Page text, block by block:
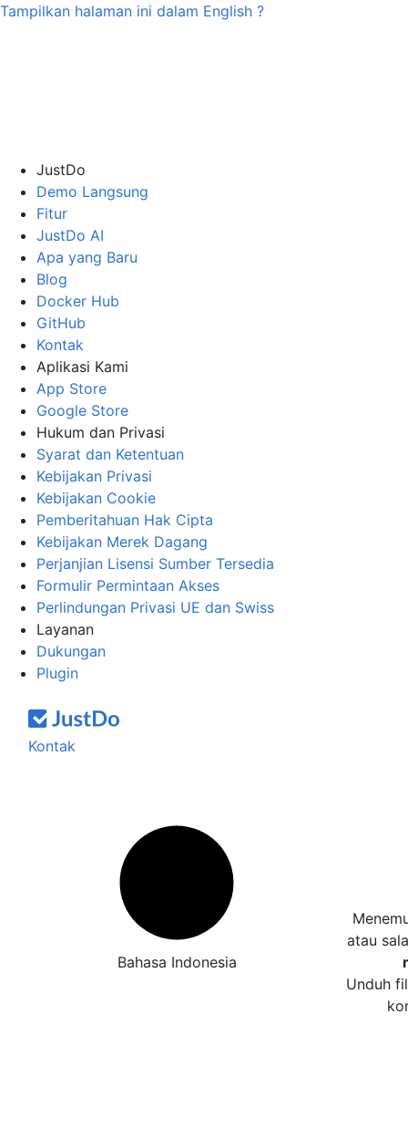
Tampilkan halaman ini dalam English ?
JustDo
Demo Langsung
Fitur
JustDo AI
Apa yang Baru
Blog
Docker Hub
GitHub
Kontak
Aplikasi Kami
App Store
Google Store
Hukum dan Privasi
Syarat dan Ketentuan
Kebijakan Privasi
Kebijakan Cookie
Pemberitahuan Hak Cipta
Kebijakan Merek Dagang
Perjanjian Lisensi Sumber Tersedia
Formulir Permintaan Akses
Perlindungan Privasi UE dan Swiss
Layanan
Dukungan
Plugin
Kontak
Bahasa Indonesia
atau
Unduh